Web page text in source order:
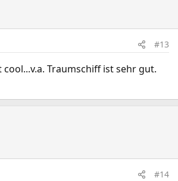
#13
Traumschiff ist sehr gut.
#14